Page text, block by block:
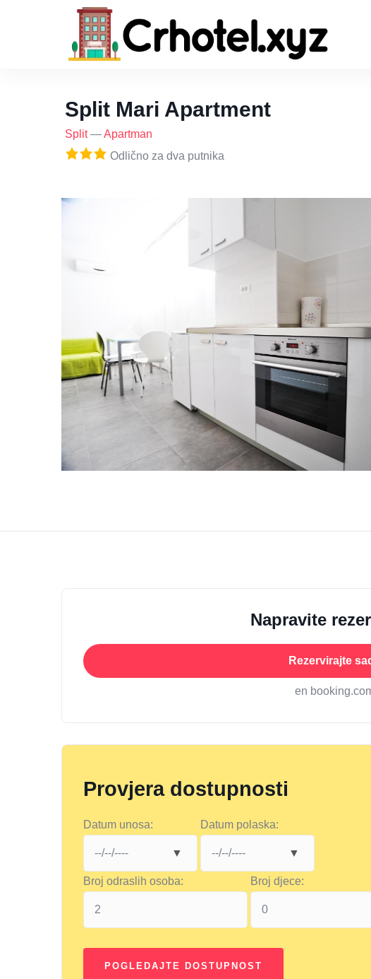
Split Mari Apartment
Split—Apartman
Odlično za dva putnika
Napravite
Rezervirajte
en
Provjera dostupnosti
Datum unosa: Datum polaska:
Broj odraslih osoba: Broj djece: